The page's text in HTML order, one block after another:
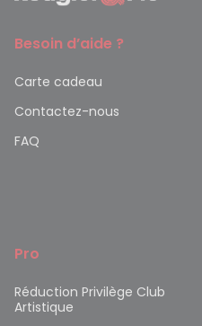
Besoin d’aide ?
Carte cadeau
Contactez-nous
FAQ
Pro
Réduction Privilège Club
Artistique